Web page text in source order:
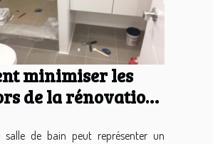
minimiser les
de la rénovation
salle de bain peut représenter un